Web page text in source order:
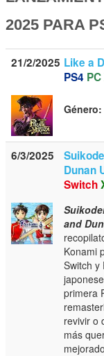
2025 PARA
21/2/2025 Like a
PS4 PC
Género:
6/3/2025
Dunan
Switch
and
Konami
Switch y
primera
revivir o
más